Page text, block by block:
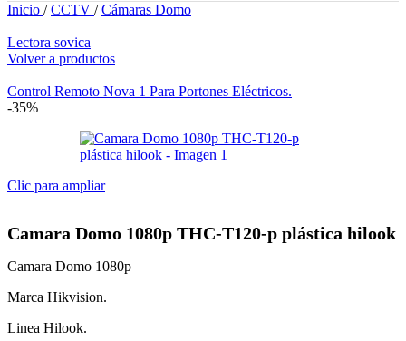
Inicio / CCTV / Cámaras Domo
Lectora sovica
Volver a productos
Control Remoto Nova 1 Para Portones Eléctricos.
era:
es:
-35%
Clic para ampliar
Camara Domo 1080p THC-T120-p plástica hilook
Camara Domo 1080p
Marca Hikvision.
Linea Hilook.